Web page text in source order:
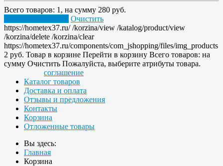
Всего товаров: 1 , на сумму 280 руб.
Очистить
https://hometex37.ru/ /korzina/view /katalog/product/view
/korzina/delete /korzina/clear
https://hometex37.ru/components/com_jshopping/files/img_products
2 руб. Товар в корзине Перейти в корзину Всего товаров: на
сумму Очистить Пожалуйста, выберите атрибуты товара.
соглашение
Каталог товаров
Доставка и оплата
Отзывы и предложения
Контакты
Корзина
Отложенные товары
Вы здесь:
Главная
Корзина